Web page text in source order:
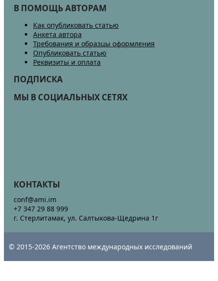
В ПОМОЩЬ АВТОРАМ
Как опубликовать статью
Анкета автора
Требования и образцы оформления
Опубликовать статью
Реквизиты и оплата
ПОДПИСКА
МЫ В СОЦИАЛЬНЫХ СЕТЯХ
КОНТАКТЫ
conf@ami.im
+7 347 29 88 999
г. Стерлитамак, ул. Салтыкова-Щедрина 1г
© 2015-2026 Агентство международных исследований